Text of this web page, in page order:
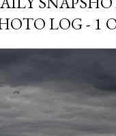
LOG - 1